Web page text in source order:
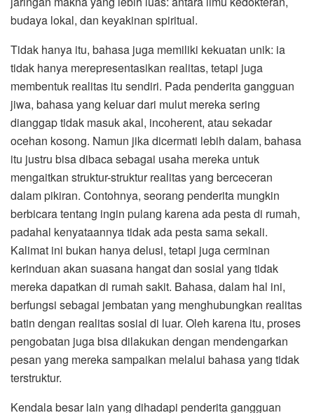
budaya lokal, dan keyakinan spiritual.
Tidak hanya itu, bahasa juga memiliki kekuatan unik: ia
tidak hanya merepresentasikan realitas, tetapi juga
membentuk realitas itu sendiri. Pada penderita gangguan
jiwa, bahasa yang keluar dari mulut mereka sering
dianggap tidak masuk akal, incoherent, atau sekadar
ocehan kosong. Namun jika dicermati lebih dalam, bahasa
itu justru bisa dibaca sebagai usaha mereka untuk
mengaitkan struktur-struktur realitas yang berceceran
dalam pikiran. Contohnya, seorang penderita mungkin
berbicara tentang ingin pulang karena ada pesta di rumah,
padahal kenyataannya tidak ada pesta sama sekali.
Kalimat ini bukan hanya delusi, tetapi juga cerminan
kerinduan akan suasana hangat dan sosial yang tidak
mereka dapatkan di rumah sakit. Bahasa, dalam hal ini,
berfungsi sebagai jembatan yang menghubungkan realitas
batin dengan realitas sosial di luar. Oleh karena itu, proses
pengobatan juga bisa dilakukan dengan mendengarkan
pesan yang mereka sampaikan melalui bahasa yang tidak
terstruktur.
Kendala besar lain yang dihadapi penderita gangguan